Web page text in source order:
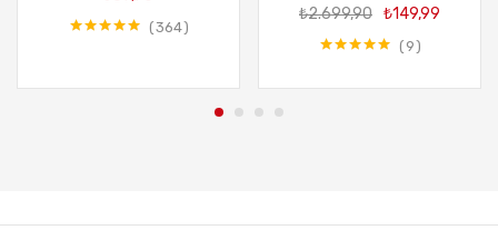
364
₺2.699,90 fiyat:
₺149,99
9